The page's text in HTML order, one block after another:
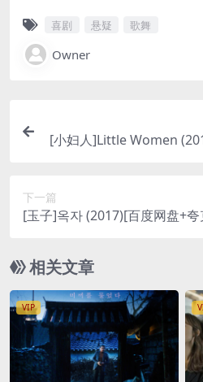
喜剧 悬疑 歌舞
Owner
[小妇人]Little Women
下一篇
[玉子]옥자 (2017)[百度网盘+
幕]
相关文章
VIP